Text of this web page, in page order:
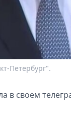
Петербург".
в своем